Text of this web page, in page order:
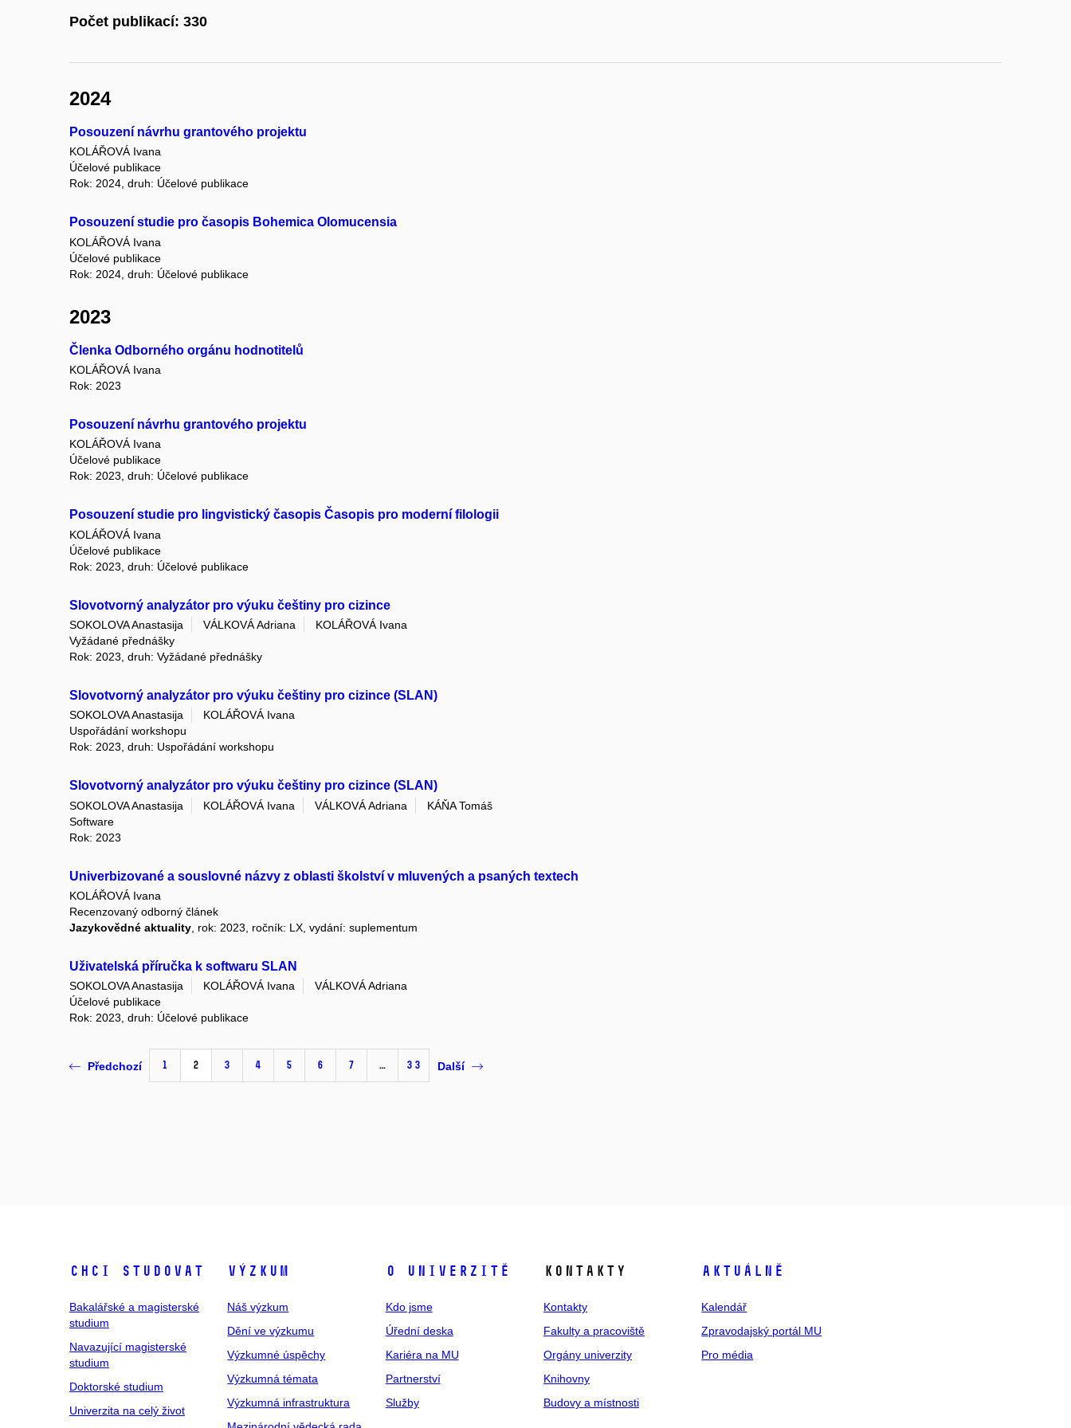
Počet publikací: 330
2024
Posouzení návrhu grantového projektu
KOLÁŘOVÁ Ivana
Účelové publikace
Rok: 2024, druh: Účelové publikace
Posouzení studie pro časopis Bohemica Olomucensia
KOLÁŘOVÁ Ivana
Účelové publikace
Rok: 2024, druh: Účelové publikace
2023
Členka Odborného orgánu hodnotitelů
KOLÁŘOVÁ Ivana
Rok: 2023
Posouzení návrhu grantového projektu
KOLÁŘOVÁ Ivana
Účelové publikace
Rok: 2023, druh: Účelové publikace
Posouzení studie pro lingvistický časopis Časopis pro moderní filologii
KOLÁŘOVÁ Ivana
Účelové publikace
Rok: 2023, druh: Účelové publikace
Slovotvorný analyzátor pro výuku češtiny pro cizince
SOKOLOVA Anastasija VÁLKOVÁ Adriana
KOLÁŘOVÁ Ivana
Vyžádané přednášky
Rok: 2023, druh: Vyžádané přednášky
Slovotvorný analyzátor pro výuku češtiny pro cizince (SLAN)
SOKOLOVA Anastasija
KOLÁŘOVÁ Ivana
Uspořádání workshopu
Rok: 2023, druh: Uspořádání workshopu
Slovotvorný analyzátor pro výuku češtiny pro cizince (SLAN)
SOKOLOVA Anastasija KOLÁŘOVÁ Ivana VÁLKOVÁ Adriana
KÁŇA Tomáš
Software
Rok: 2023
Univerbizované a souslovné názvy z oblasti školství v mluvených a psaných textech
KOLÁŘOVÁ Ivana
Recenzovaný odborný článek
Jazykovědné aktuality , rok: 2023, ročník: LX, vydání: suplementum
Uživatelská příručka k softwaru SLAN
SOKOLOVA Anastasija KOLÁŘOVÁ Ivana
VÁLKOVÁ Adriana
Účelové publikace
Rok: 2023, druh: Účelové publikace
Předchozí 1 2 3 4 5 6 7 … 33 Další
Chci studovat
Bakalářské a magisterské
studium
Navazující magisterské
studium
Doktorské studium
Univerzita na celý život
Výzkum
Náš výzkum
Dění ve výzkumu
Výzkumné úspěchy
Výzkumná témata
Výzkumná infrastruktura
O univerzitě
Kdo jsme
Úřední deska
Kariéra na MU
Partnerství
Služby
Kontakty
Kontakty
Fakulty a pracoviště
Orgány univerzity
Knihovny
Budovy a místnosti
Aktuálně
Kalendář
Zpravodajský portál MU
Pro média